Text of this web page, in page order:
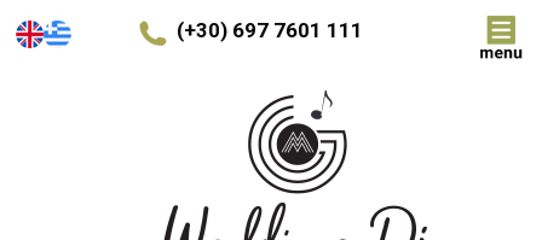
(+30) 697 7601 111